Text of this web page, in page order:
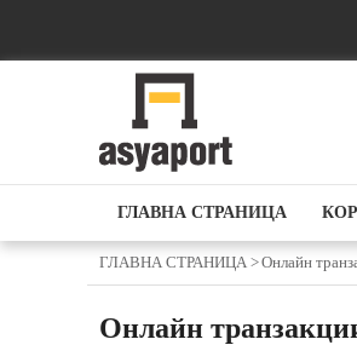
ГЛАВНА СТРАНИЦА
ГЛАВНА СТРАНИЦА >Онлайн
Онлайн